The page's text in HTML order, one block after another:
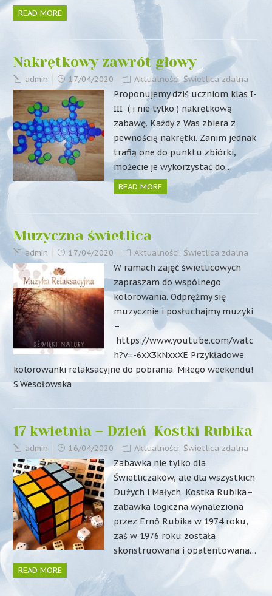
READ MORE
Nakrętkowy zawrót głowy
admin 17/04/2020 Aktualności,Świetlica zdalna
Proponujemy dziś uczniom klas I-
III ( i nie tylko ) nakrętkową
zabawę. Każdy z Was zbiera z
pewnością nakrętki. Zanim jednak
trafią one do punktu zbiórki,
możecie je wykorzystać do…
READ MORE
Muzyczna świetlica
admin 17/04/2020 Aktualności, Świetlica zdalna
W ramach zajęć świetlicowych
zapraszam do wspólnego
kolorowania. Odprężmy się
muzycznie i posłuchajmy muzyki
–
https://www.youtube.com/watc
h?v=-6xX3kNxxXE Przykładowe
kolorowanki relaksacyjne do pobrania. Miłego weekendu!
S.Wesołowska
17 kwietnia – Dzień Kostki Rubika
admin 16/04/2020 Aktualności, Świetlica zdalna
Zabawka nie tylko dla
Świetliczaków, ale dla wszystkich
Dużych i Małych. Kostka Rubika–
zabawka logiczna wynaleziona
przez Ernő Rubika w 1974 roku,
zaś w 1976 roku została
skonstruowana i opatentowana…
READ MORE